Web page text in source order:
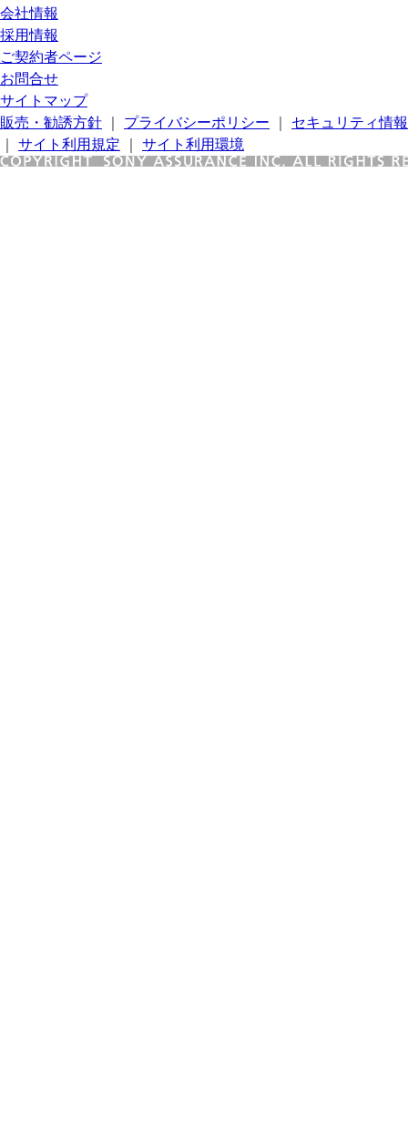
会社情報
採用情報
ご契約者ページ
お問合せ
サイトマップ
販売・勧誘方針
プライバシーポリシー
セキュリティ情報
サイト利用規定 サイト利用環境